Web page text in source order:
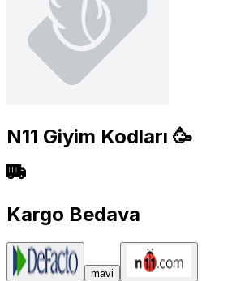
N11 Giyim Kodları 🥳
Kargo Bedava
mavi